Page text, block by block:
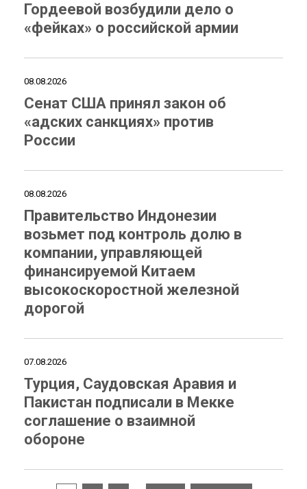
Гордеевой возбудили дело о
«фейках» о российской армии
08.08.2026
Сенат США принял закон об
«адских санкциях» против
России
08.08.2026
Правительство Индонезии
возьмет под контроль долю в
компании, управляющей
финансируемой Китаем
высокоскоростной железной
дорогой
07.08.2026
Турция, Саудовская Аравия и
Пакистан подписали в Мекке
соглашение о взаимной
обороне